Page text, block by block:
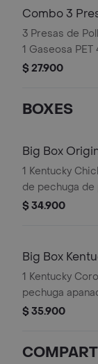
Combo 3
3 Presas de
1 Gaseosa
$ 27.900
BOXES
Big Box
1 Kentucky
de pechuga de
pepinillos,
de Salsa 100g
$ 34.900
Big Box
1 Kentucky Coronel
pechuga apanado, Ensalada Coleslaw,
BBQ y mantequilla) + 1 Pop Corn
$ 35.900